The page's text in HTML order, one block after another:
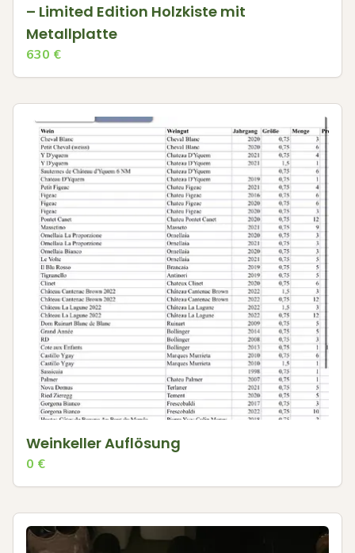
– Limited Edition Holzkiste mit
Metallplatte
630 €
Weinkeller Auflösung
0 €